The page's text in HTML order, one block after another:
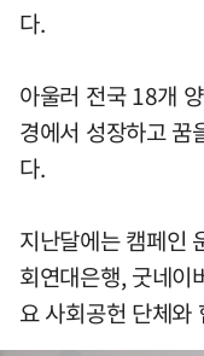
다.
아울러 전국 18개
경에서 성장하고 꿈
다.
지난달에는 캠페인
회연대은행, 굿네이
요 사회공헌 단체와